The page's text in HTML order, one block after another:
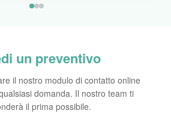
un preventivo
il nostro modulo di contatto online
domanda. Il nostro team ti
il prima possibile.